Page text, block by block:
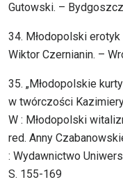
Gutowski. –
34. Młodopolski
Wiktor Czernianin. –
35. „Młodopolskie
w twórczości
W : Młodopolski
red. Anny
: Wydawnictwo
S. 155-169